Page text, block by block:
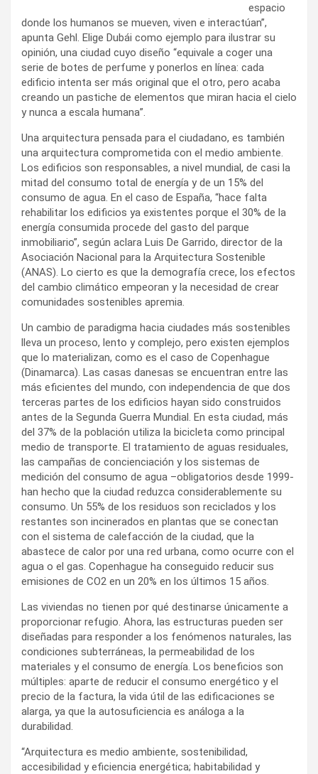
espacio
donde los humanos se mueven, viven e interactúan”,
apunta Gehl. Elige Dubái como ejemplo para ilustrar su
opinión, una ciudad cuyo diseño “equivale a coger una
serie de botes de perfume y ponerlos en línea: cada
edificio intenta ser más original que el otro, pero acaba
creando un pastiche de elementos que miran hacia el cielo
y nunca a escala humana”.
Una arquitectura pensada para el ciudadano, es también
una arquitectura comprometida con el medio ambiente.
Los edificios son responsables, a nivel mundial, de casi la
mitad del consumo total de energía y de un 15% del
consumo de agua. En el caso de España, “hace falta
rehabilitar los edificios ya existentes porque el 30% de la
energía consumida procede del gasto del parque
inmobiliario”, según aclara Luis De Garrido, director de la
Asociación Nacional para la Arquitectura Sostenible
(ANAS). Lo cierto es que la demografía crece, los efectos
del cambio climático empeoran y la necesidad de crear
comunidades sostenibles apremia.
Un cambio de paradigma hacia ciudades más sostenibles
lleva un proceso, lento y complejo, pero existen ejemplos
que lo materializan, como es el caso de Copenhague
(Dinamarca). Las casas danesas se encuentran entre las
más eficientes del mundo, con independencia de que dos
terceras partes de los edificios hayan sido construidos
antes de la Segunda Guerra Mundial. En esta ciudad, más
del 37% de la población utiliza la bicicleta como principal
medio de transporte. El tratamiento de aguas residuales,
las campañas de concienciación y los sistemas de
medición del consumo de agua –obligatorios desde 1999-
han hecho que la ciudad reduzca considerablemente su
consumo. Un 55% de los residuos son reciclados y los
restantes son incinerados en plantas que se conectan
con el sistema de calefacción de la ciudad, que la
abastece de calor por una red urbana, como ocurre con el
agua o el gas. Copenhague ha conseguido reducir sus
emisiones de CO2 en un 20% en los últimos 15 años.
Las viviendas no tienen por qué destinarse únicamente a
proporcionar refugio. Ahora, las estructuras pueden ser
diseñadas para responder a los fenómenos naturales, las
condiciones subterráneas, la permeabilidad de los
materiales y el consumo de energía. Los beneficios son
múltiples: aparte de reducir el consumo energético y el
precio de la factura, la vida útil de las edificaciones se
alarga, ya que la autosuficiencia es análoga a la
durabilidad.
“Arquitectura es medio ambiente, sostenibilidad,
accesibilidad y eficiencia energética; habitabilidad y